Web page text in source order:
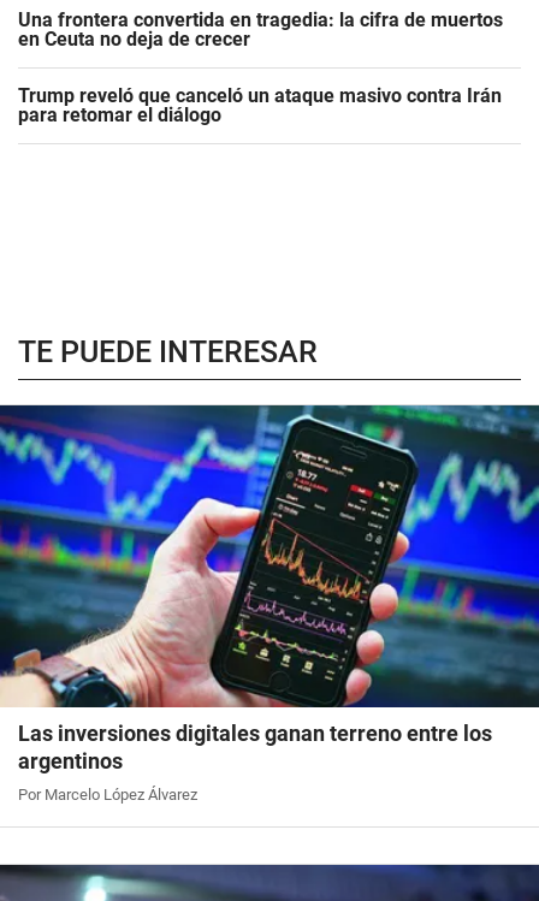
Una frontera convertida en tragedia: la cifra de muertos
en Ceuta no deja de crecer
Trump reveló que canceló un ataque masivo contra Irán
para retomar el diálogo
TE PUEDE INTERESAR
Las inversiones digitales ganan terreno entre los
argentinos
Por Marcelo López Álvarez